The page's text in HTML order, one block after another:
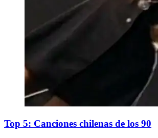
Top 5: Canciones chilenas de los 90